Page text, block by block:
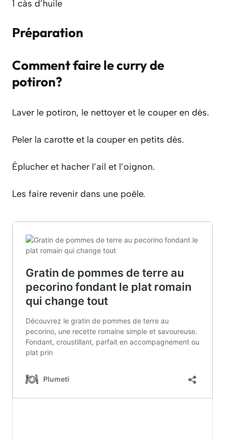
1 càs d’huile
Préparation
Comment faire le curry de
potiron?
Laver le potiron, le nettoyer et le couper en dés.
Peler la carotte et la couper en petits dés.
Éplucher et hacher l’ail et l’oignon.
Les faire revenir dans une poêle.